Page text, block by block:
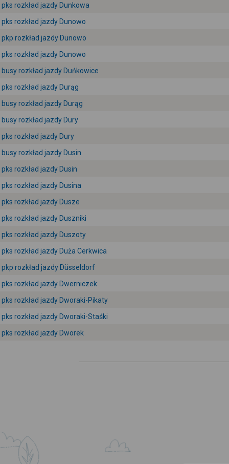
pks rozkład jazdy Dunkowa
pks rozkład jazdy Dunowo
pkp rozkład jazdy Dunowo
pks rozkład jazdy Dunowo
busy rozkład jazdy Duńkowice
pks rozkład jazdy Durąg
busy rozkład jazdy Durąg
busy rozkład jazdy Dury
pks rozkład jazdy Dury
busy rozkład jazdy Dusin
pks rozkład jazdy Dusin
pks rozkład jazdy Dusina
pks rozkład jazdy Dusze
pks rozkład jazdy Duszniki
pks rozkład jazdy Duszoty
pks rozkład jazdy Duża Cerkwica
pkp rozkład jazdy Düsseldorf
pks rozkład jazdy Dwerniczek
pks rozkład jazdy Dworaki-Pikaty
pks rozkład jazdy Dworaki-Staśki
pks rozkład jazdy Dworek